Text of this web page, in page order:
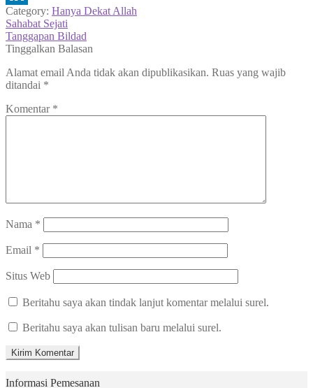
LinkedIn
Category: Hanya Dekat Allah
Navigasi
pos
Previous
post:
Sahabat Sejati
Next
post:
Tanggapan Bildad
Tinggalkan Balasan
Alamat email Anda tidak akan dipublikasikan. Ruas yang wajib
ditandai *
Komentar *
Nama *
Email *
Situs Web
Beritahu saya akan tindak lanjut komentar melalui surel.
Beritahu saya akan tulisan baru melalui surel.
Informasi Pemesanan